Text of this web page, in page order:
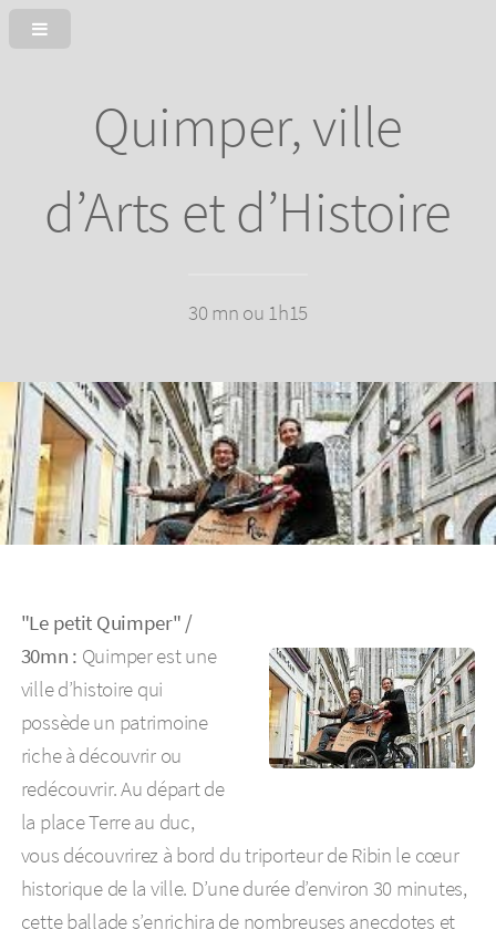
Quimper, ville
d’Arts et d’Histoire
30 mn ou 1h15
"Le petit Quimper" /
30mn : Quimper est une
ville d’histoire qui
possède un patrimoine
riche à découvrir ou
redécouvrir. Au départ de
la place Terre au duc,
vous découvrirez à bord du triporteur de Ribin le cœur
historique de la ville. D’une durée d’environ 30 minutes,
cette ballade s’enrichira de nombreuses anecdotes et